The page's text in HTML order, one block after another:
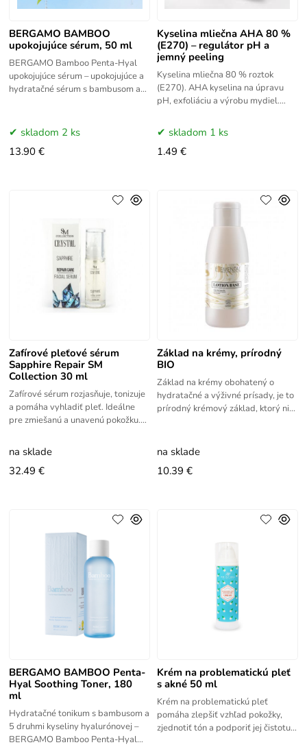
BERGAMO BAMBOO
upokojujúce sérum, 50 ml
BERGAMO Bamboo Penta-Hyal
upokojujúce sérum – upokojujúce a
hydratačné sérum s bambusom a
Penta-Hyal
skladom 2 ks
13.90 €
Kyselina mliečna AHA 80 %
(E270) – regulátor pH a
jemný peeling
Kyselina mliečna 80 % roztok
(E270). AHA kyselina na úpravu
pH, exfoliáciu a výrobu mydiel.
pre prírodnú kozmetiku.
skladom 1 ks
1.49 €
Zafírové pleťové sérum
Sapphire Repair SM
Collection 30 ml
Zafírové sérum rozjasňuje, tonizuje
a pomáha vyhladiť pleť. Ideálne
pre zmiešanú a unavenú pokožku.
napína a tonizuje
na sklade
32.49 €
Základ na krémy, prírodný
BIO
Základ na krémy obohatený o
hydratačné a výživné prísady, je to
prírodný krémový základ, ktorý nie
na sklade
10.39 €
BERGAMO BAMBOO Penta-
Hyal Soothing Toner, 180
ml
Hydratačné tonikum s bambusom a
5 druhmi kyseliny hyalurónovej –
BERGAMO Bamboo Penta-Hyal
Krém na problematickú pleť
s akné 50 ml
Krém na problematickú pleť
pomáha zlepšiť vzhľad pokožky,
zjednotiť tón a podporiť jej čistotu a